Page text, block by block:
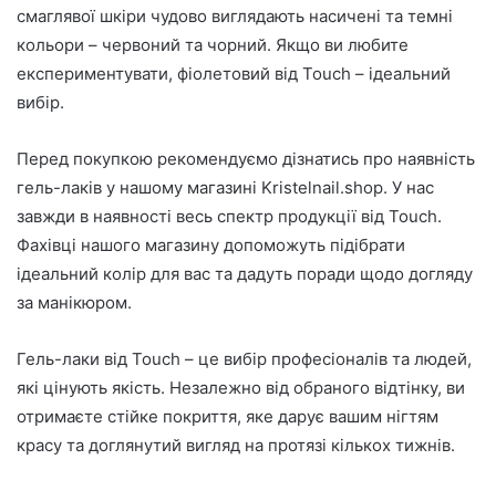
смаглявої шкіри чудово виглядають насичені та темні
кольори – червоний та чорний. Якщо ви любите
експериментувати, фіолетовий від Touch – ідеальний
вибір.
Перед покупкою рекомендуємо дізнатись про наявність
гель-лаків у нашому магазині Kristelnail.shop. У нас
завжди в наявності весь спектр продукції від Touch.
Фахівці нашого магазину допоможуть підібрати
ідеальний колір для вас та дадуть поради щодо догляду
за манікюром.
Гель-лаки від Touch – це вибір професіоналів та людей,
які цінують якість. Незалежно від обраного відтінку, ви
отримаєте стійке покриття, яке дарує вашим нігтям
красу та доглянутий вигляд на протязі кількох тижнів.